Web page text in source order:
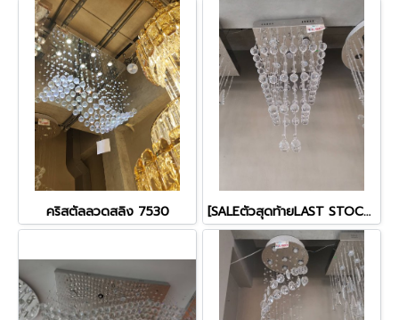
คริสตัลลวดสลิง 7530 [SALEตัวสุดท้ายLAST STOCK]คริสตัลลวดสลิง 4005